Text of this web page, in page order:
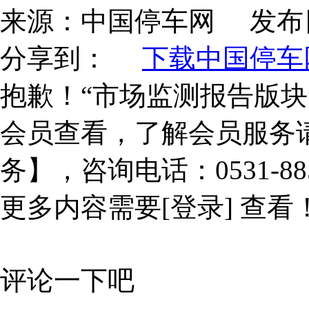
来源： 中国停车网
发布
分享到：
下载中国停车
抱歉！“市场监测报告版
会员查看，了解会员服务
务】，咨询电话：0531-
更多内容需要[登录] 查看
评论一下吧